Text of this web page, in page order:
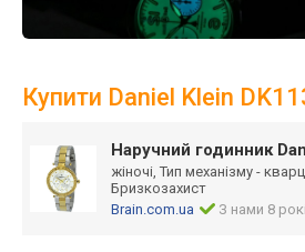
Купити Daniel Klein
Наручний годинник
жіночі, Тип механізму -
Бризкозахист
Brain.com.ua
З нами 8